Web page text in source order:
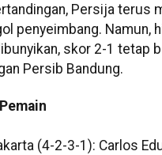
Persija terus
penyeimbang. Namun,
skor 2-1 tetap
Persib Bandung.
(4-2-3-1): Carlos